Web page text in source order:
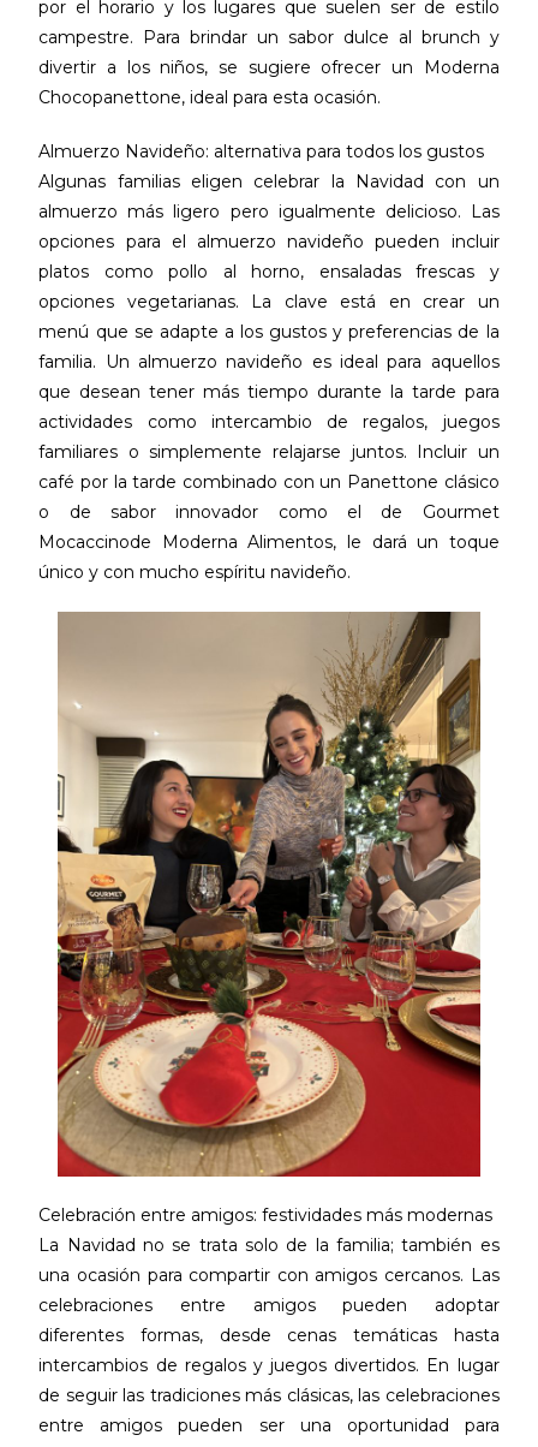
por el horario y los lugares que suelen ser de estilo
campestre. Para brindar un sabor dulce al brunch y
divertir a los niños, se sugiere ofrecer un Moderna
Chocopanettone, ideal para esta ocasión.
Almuerzo Navideño: alternativa para todos los gustos
Algunas familias eligen celebrar la Navidad con un
almuerzo más ligero pero igualmente delicioso. Las
opciones para el almuerzo navideño pueden incluir
platos como pollo al horno, ensaladas frescas y
opciones vegetarianas. La clave está en crear un
menú que se adapte a los gustos y preferencias de la
familia. Un almuerzo navideño es ideal para aquellos
que desean tener más tiempo durante la tarde para
actividades como intercambio de regalos, juegos
familiares o simplemente relajarse juntos. Incluir un
café por la tarde combinado con un Panettone clásico
o de sabor innovador como el de Gourmet
Mocaccinode Moderna Alimentos, le dará un toque
único y con mucho espíritu navideño.
Celebración entre amigos: festividades más modernas
La Navidad no se trata solo de la familia; también es
una ocasión para compartir con amigos cercanos. Las
celebraciones entre amigos pueden adoptar
diferentes formas, desde cenas temáticas hasta
intercambios de regalos y juegos divertidos. En lugar
de seguir las tradiciones más clásicas, las celebraciones
entre amigos pueden ser una oportunidad para